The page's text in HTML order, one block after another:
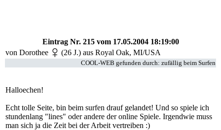
Eintrag Nr. 215vom 17.05.2004 18:19:00
von Dorothee
(26 J.) aus Royal Oak, MI/USA
COOL-WEB gefunden durch: zufällig beim Surfen
Halloechen!
Echt tolle Seite, bin beim surfen drauf gelandet! Und so spiele ich
stundenlang "lines" oder andere der online Spiele. Irgendwie muss
man sich ja die Zeit bei der Arbeit vertreiben :)